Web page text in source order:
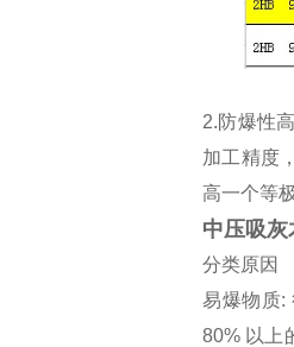
2.防爆性
加工精度
高一个等
中压吸
分类原因
易爆物质:
80% 以上